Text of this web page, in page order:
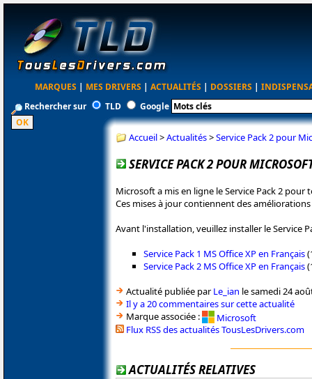
MARQUES | MES DRIVERS | ACTUALITÉS | DOSSIERS |
Rechercher sur
TLD Google
Accueil>Actualités>Service Pack 2 pour
SERVICE PACK 2 POUR
Microsoft a mis en ligne le Service Pack 2
Ces mises à jour contiennent des
Avant l'installation, veuillez installer le Service
Service Pack 1 MS Office XP en Français
Service Pack 2 MS Office XP en Français
Actualité publiée parLe_ian le samedi 24
Il y a 20 commentaires sur cette actualité
Marque associée :
Microsoft
Flux RSS des actualités TousLesDrivers.com
ACTUALITÉS RELATIVES